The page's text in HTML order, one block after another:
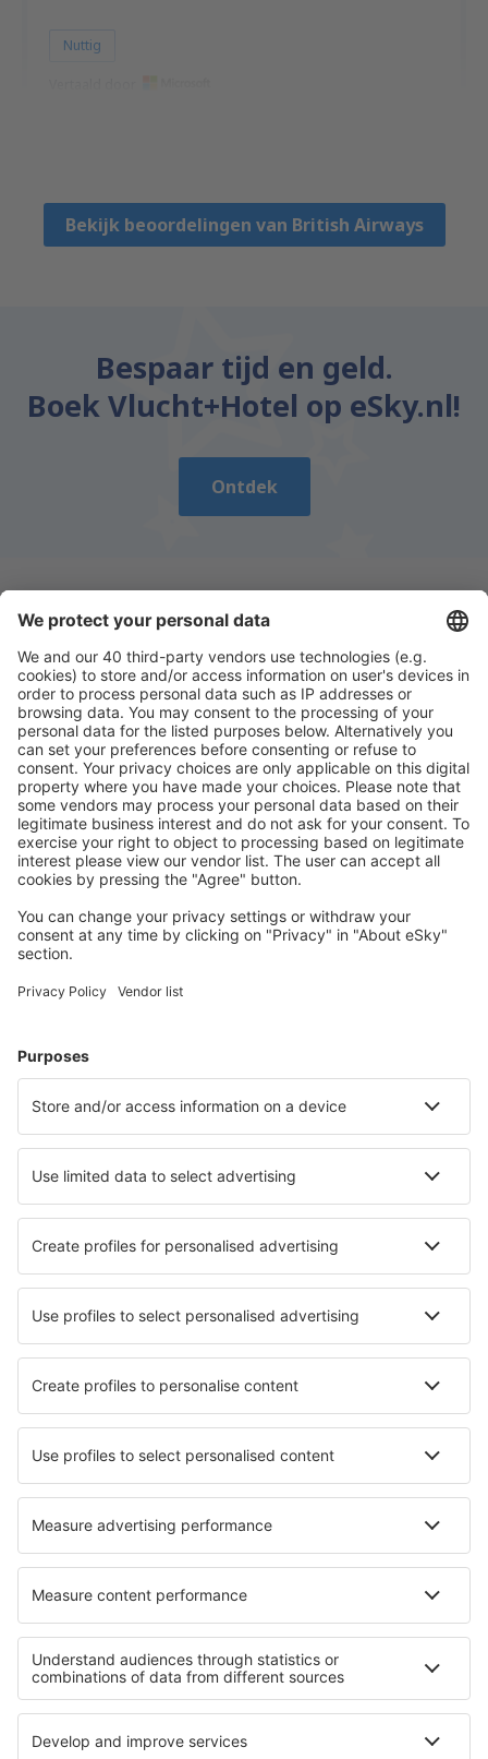
Nuttig
Bekijk beoordelingen van British Airways
Bespaar tijd en geld.
Boek Vlucht+Hotel op eSky.nl!
Ontdek
Download onze appen plan gemakkelijk uw
reizen
Plan uw reis
Vliegtickets
Stedentrip
Vlucht+hotel
Hotels
Parkeren
Transfers
Attracties
Kom meer te weten
Mobiele app
Luchtvaartmaatschappijen
KLM
Ryanair
Air France
Wizz Air
Transavia
Over eSky
Algemene voorwaarden
Mijn boekingen
Privacykennisgeving
Ondersteuning en contact
Privacy